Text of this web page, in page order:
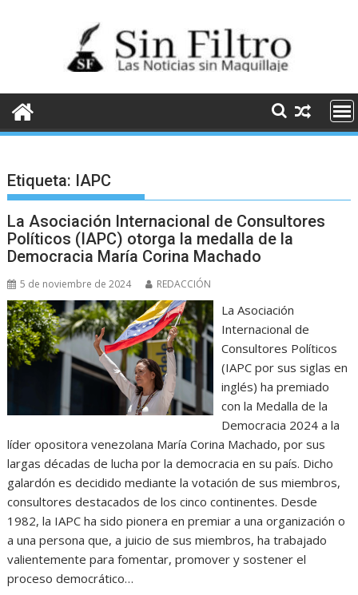
Etiqueta: IAPC
La Asociación Internacional de Consultores
Políticos (IAPC) otorga la medalla de la
Democracia María Corina Machado
5 de noviembre de 2024 REDACCIÓN
La Asociación
Internacional de
Consultores Políticos
(IAPC por sus siglas en
inglés) ha premiado
con la Medalla de la
Democracia 2024 a la
líder opositora venezolana María Corina Machado, por sus
largas décadas de lucha por la democracia en su país. Dicho
galardón es decidido mediante la votación de sus miembros,
consultores destacados de los cinco continentes. Desde
1982, la IAPC ha sido pionera en premiar a una organización o
a una persona que, a juicio de sus miembros, ha trabajado
valientemente para fomentar, promover y sostener el
proceso democrático…